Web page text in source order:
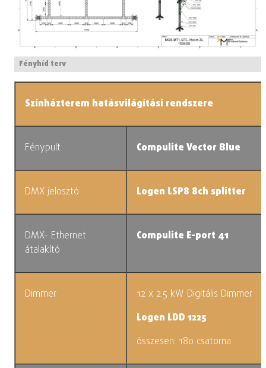
Fényhíd terv
Színházterem hatásvilágítási rendszere
Fénypult Compulite Vector Blue
DMX jelosztó Logen LSP8 8ch splitter
DMX- Ethernet
átalakító
Compulite E-port 41
Dimmer
12 x 2.5 kW Digitális Dimmer
Logen LDD 1225
összesen: 180 csatorna